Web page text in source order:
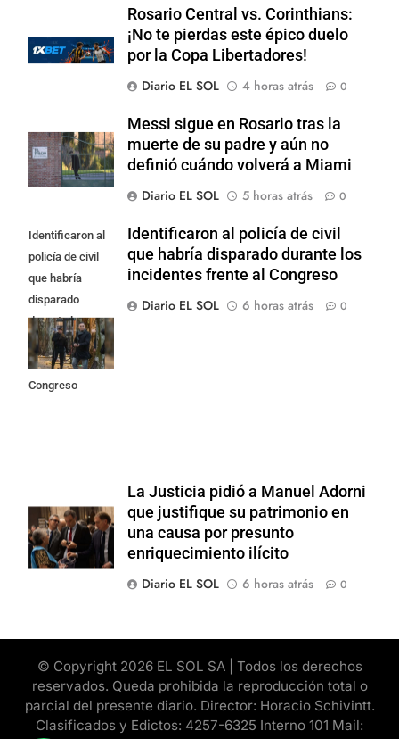
Rosario Central vs. Corinthians:
¡No te pierdas este épico duelo
por la Copa Libertadores!
Diario EL SOL
4 horas atrás 0
Messi sigue en Rosario tras la
muerte de su padre y aún no
definió cuándo volverá a Miami
Diario EL SOL
5 horas atrás 0
Identificaron al
policía de civil
que habría
disparado
durante los
incidentes
frente al
Congreso
Identificaron al policía de civil
que habría disparado durante los
incidentes frente al Congreso
Diario EL SOL
6 horas atrás 0
La Justicia pidió a Manuel Adorni
que justifique su patrimonio en
una causa por presunto
enriquecimiento ilícito
Diario EL SOL
6 horas atrás 0
© Copyright 2026 EL SOL SA | Todos los derechos
reservados. Queda prohibida la reproducción total o
parcial del presente diario. Director: Horacio Schivintt.
Clasificados y Edictos: 4257-6325 Interno 101 Mail: